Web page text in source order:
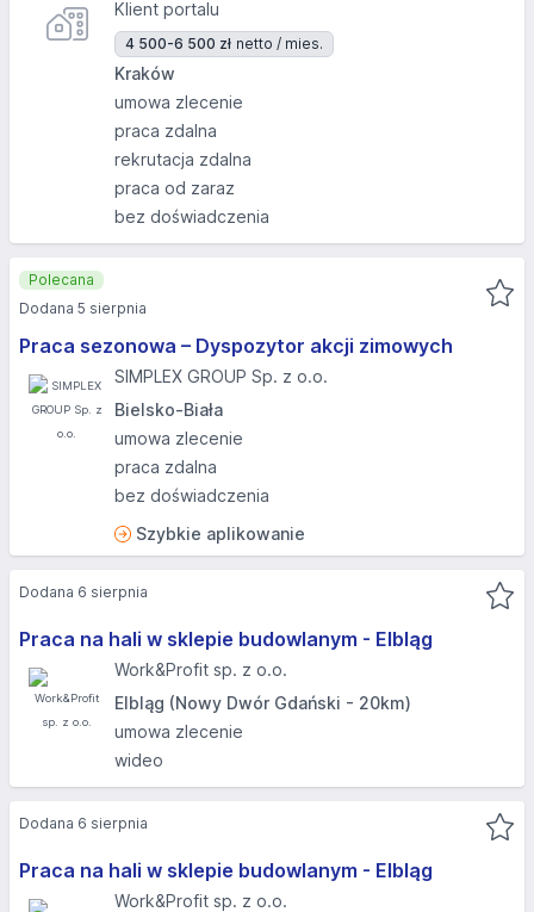
Klient portalu
4 500-6 500 zł netto / mies.
Kraków
umowa zlecenie
praca zdalna
rekrutacja zdalna
praca od zaraz
bez doświadczenia
Praca sezonowa – Dyspozytor akcji zimowych
SIMPLEX GROUP Sp. z o.o.
Bielsko-Biała
umowa zlecenie
praca zdalna
bez doświadczenia
Szybkie aplikowanie
Polecana
Dodana 5 sierpnia
Praca na hali w sklepie budowlanym - Elbląg​
Work&Profit sp. z o.o.
Elbląg (Nowy Dwór Gdański - 20km)
umowa zlecenie
wideo
Dodana 6 sierpnia
Praca na hali w sklepie budowlanym - Elbląg​
Work&Profit sp. z o.o.
Dodana 6 sierpnia